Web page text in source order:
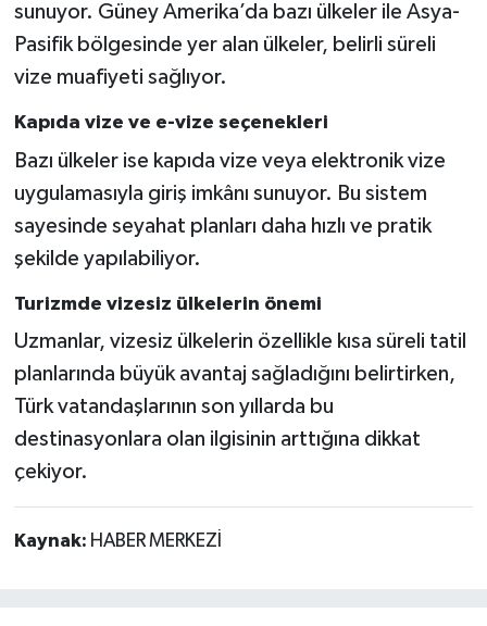
sunuyor. Güney Amerika’da bazı ülkeler ile Asya-
Pasifik bölgesinde yer alan ülkeler, belirli süreli
vize muafiyeti sağlıyor.
Kapıda vize ve e-vize seçenekleri
Bazı ülkeler ise kapıda vize veya elektronik vize
uygulamasıyla giriş imkânı sunuyor. Bu sistem
sayesinde seyahat planları daha hızlı ve pratik
şekilde yapılabiliyor.
Turizmde vizesiz ülkelerin önemi
Uzmanlar, vizesiz ülkelerin özellikle kısa süreli tatil
planlarında büyük avantaj sağladığını belirtirken,
Türk vatandaşlarının son yıllarda bu
destinasyonlara olan ilgisinin arttığına dikkat
çekiyor.
Kaynak: HABER MERKEZİ